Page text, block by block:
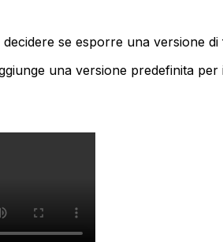
se esporre una versione
una versione predefinita